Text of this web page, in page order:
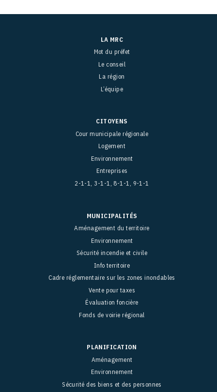
LA MRC
Mot du préfet
Le conseil
La région
L’équipe
CITOYENS
Cour municipale régionale
Logement
Environnement
Entreprises
2-1-1, 3-1-1, 8-1-1, 9-1-1
MUNICIPALITÉS
Aménagement du territoire
Environnement
Sécurité incendie et civile
Info territoire
Cadre réglementaire sur les zones inondables
Vente pour taxes
Évaluation foncière
Fonds de voirie régional
PLANIFICATION
Aménagement
Environnement
Sécurité des biens et des personnes